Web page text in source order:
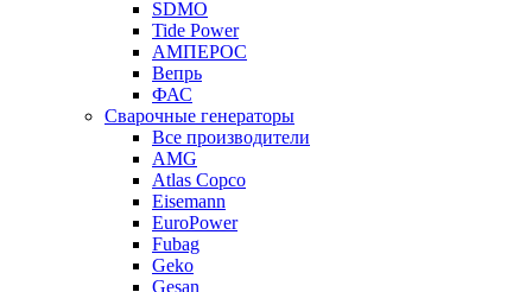
SDMO
Tide Power
АМПЕРОС
Вепрь
ФАС
Сварочные генераторы
Все производители
AMG
Atlas Copco
Eisemann
EuroPower
Fubag
Geko
Gesan